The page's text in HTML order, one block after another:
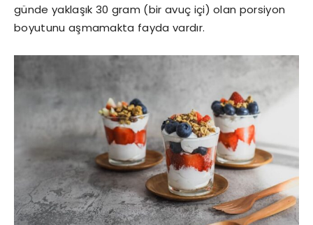
günde yaklaşık 30 gram (bir avuç içi) olan porsiyon
boyutunu aşmamakta fayda vardır.